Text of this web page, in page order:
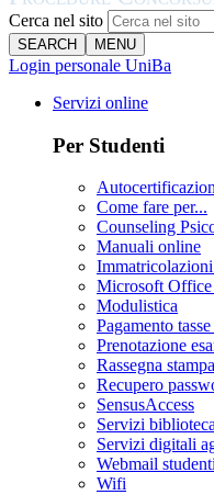
Cerca nel sito
SEARCH MENU
Login personale UniBa
Servizi online
Per Studenti
Come fare per...
Counseling
Manuali online
Microsoft
Modulistica
Pagamento
Prenotazione
Rassegna stampa
Recupero
SensusAccess
Servizi
Servizi digitali
Webmail
Wifi